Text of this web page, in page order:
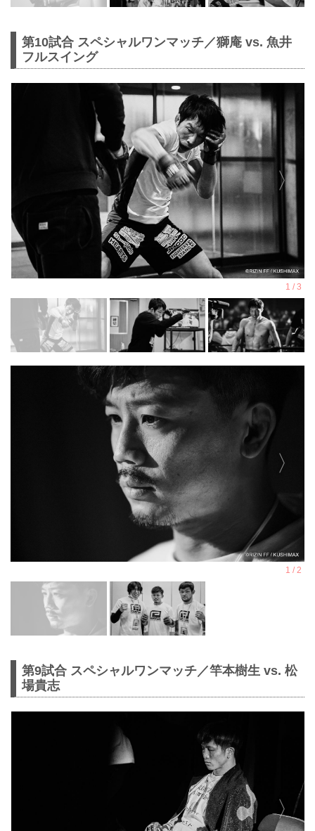
第10試合 スペシャルワンマッチ／獅庵 vs. 魚井
フルスイング
第9試合 スペシャルワンマッチ／竿本樹生 vs. 松
場貴志